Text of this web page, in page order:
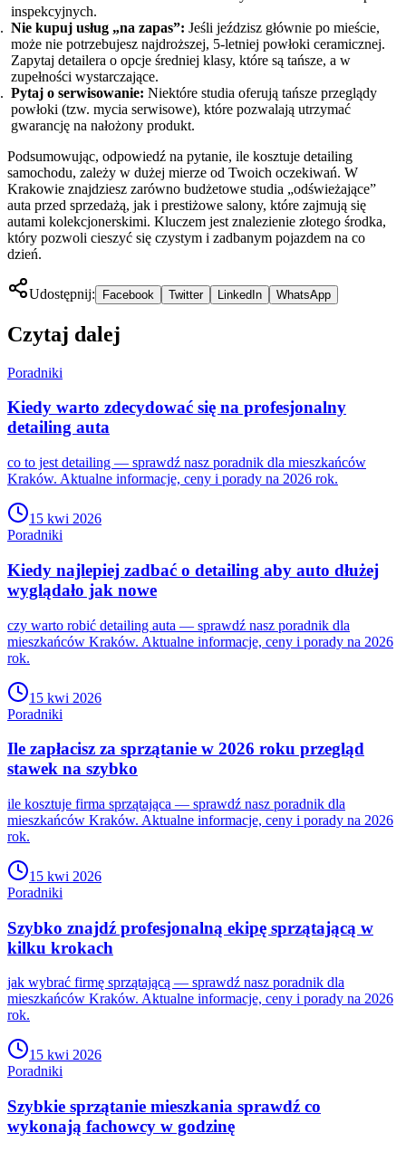
inspekcyjnych.
Nie kupuj usług „na zapas”: Jeśli jeździsz głównie po mieście,
może nie potrzebujesz najdroższej, 5-letniej powłoki ceramicznej.
Zapytaj detailera o opcje średniej klasy, które są tańsze, a w
zupełności wystarczające.
Pytaj o serwisowanie: Niektóre studia oferują tańsze przeglądy
powłoki (tzw. mycia serwisowe), które pozwalają utrzymać
gwarancję na nałożony produkt.
Podsumowując, odpowiedź na pytanie, ile kosztuje detailing
samochodu, zależy w dużej mierze od Twoich oczekiwań. W
Krakowie znajdziesz zarówno budżetowe studia „odświeżające”
auta przed sprzedażą, jak i prestiżowe salony, które zajmują się
autami kolekcjonerskimi. Kluczem jest znalezienie złotego środka,
który pozwoli cieszyć się czystym i zadbanym pojazdem na co
dzień.
Udostępnij: Facebook Twitter LinkedIn WhatsApp
Czytaj dalej
Poradniki
Kiedy warto zdecydować się na profesjonalny
detailing auta
co to jest detailing — sprawdź nasz poradnik dla mieszkańców
Kraków. Aktualne informacje, ceny i porady na 2026 rok.
15 kwi 2026
Poradniki
Kiedy najlepiej zadbać o detailing aby auto dłużej
wyglądało jak nowe
czy warto robić detailing auta — sprawdź nasz poradnik dla
mieszkańców Kraków. Aktualne informacje, ceny i porady na 2026
rok.
15 kwi 2026
Poradniki
Ile zapłacisz za sprzątanie w 2026 roku przegląd
stawek na szybko
ile kosztuje firma sprzątająca — sprawdź nasz poradnik dla
mieszkańców Kraków. Aktualne informacje, ceny i porady na 2026
rok.
15 kwi 2026
Poradniki
Szybko znajdź profesjonalną ekipę sprzątającą w
kilku krokach
jak wybrać firmę sprzątającą — sprawdź nasz poradnik dla
mieszkańców Kraków. Aktualne informacje, ceny i porady na 2026
rok.
15 kwi 2026
Poradniki
Szybkie sprzątanie mieszkania sprawdź co
wykonają fachowcy w godzinę